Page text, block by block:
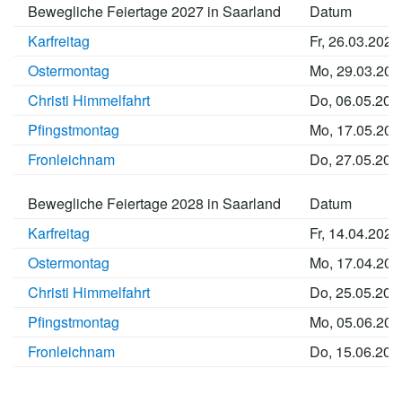
Bewegliche Feiertage 2027 in Saarland
Datum
Karfreitag
Fr, 26.03.2027
Ostermontag
Mo,
Christi Himmelfahrt
Do,
Pfingstmontag
Mo,
Fronleichnam
Do,
Bewegliche Feiertage 2028 in Saarland
Datum
Karfreitag
Fr, 14.04.2028
Ostermontag
Mo,
Christi Himmelfahrt
Do,
Pfingstmontag
Mo,
Fronleichnam
Do,